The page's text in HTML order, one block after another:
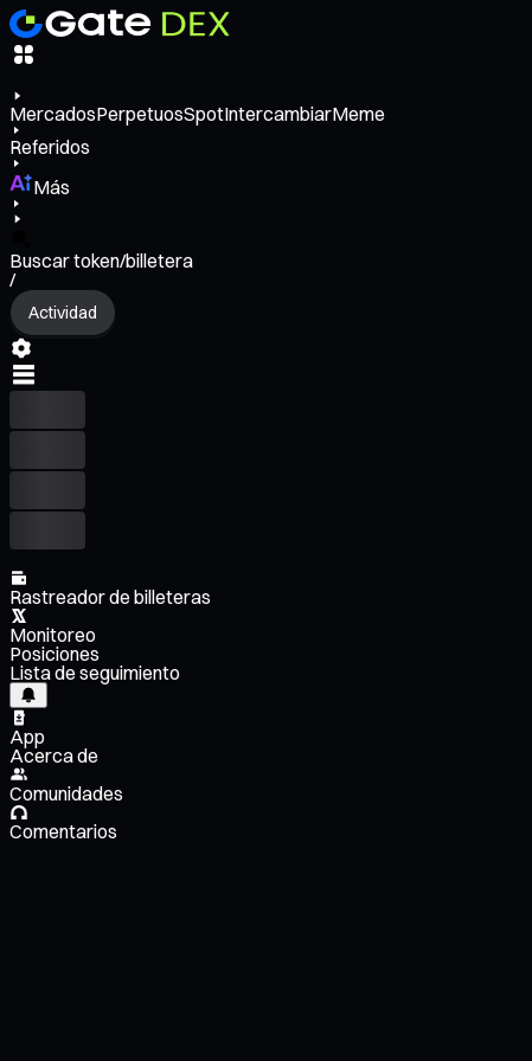
MercadosPerpetuosSpotIntercambiarMeme
Referidos
Más
Buscar token/billetera
/
Actividad
Rastreador de billeteras
Monitoreo
Posiciones
Lista de seguimiento
App
Acerca de
Comunidades
Comentarios